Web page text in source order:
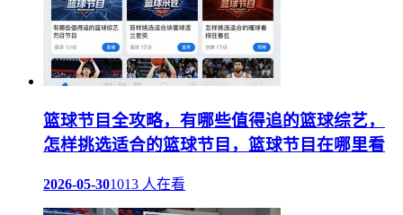
篮球节目全攻略，有哪些值得追的篮球综艺，
怎样挑选适合的篮球节目，篮球节目在哪里看
2026-05-301013 人在看